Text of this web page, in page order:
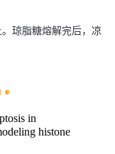
琼脂糖熔解完后，凉
in
histone